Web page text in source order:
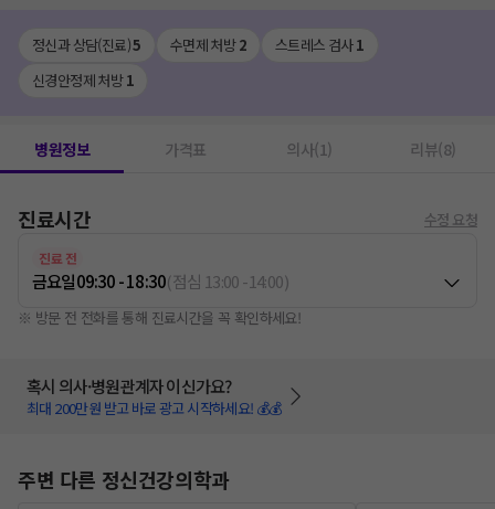
정신과 상담(진료)5 수면제 처방2 스트레스 검사1
신경안정제 처방1
병원정보 가격표 의사(1) 리뷰(8)
진료시간 수정 요청
진료 전
금요일09:30 - 18:30(점심 13:00-14:00)
※ 방문 전 전화를 통해 진료시간을 꼭 확인하세요!
혹시 의사·병원관계자 이신가요?
최대 200만원 받고 바로 광고 시작하세요! 💰💰
주변 다른 정신건강의학과